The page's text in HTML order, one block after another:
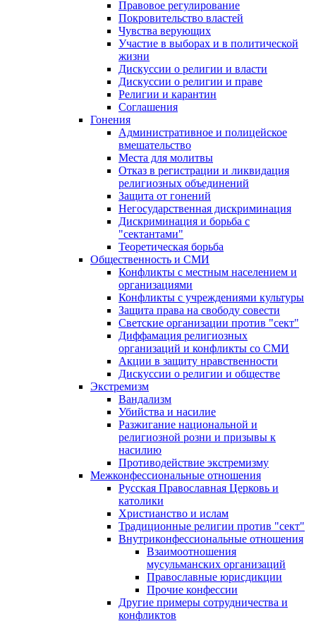
Правовое регулирование
Покровительство властей
Чувства верующих
Участие в выборах и в политической
жизни
Дискуссии о религии и власти
Дискуссии о религии и праве
Религии и карантин
Соглашения
Гонения
Административное и полицейское
вмешательство
Места для молитвы
Отказ в регистрации и ликвидация
религиозных объединений
Защита от гонений
Негосударственная дискриминация
Дискриминация и борьба с
"сектантами"
Теоретическая борьба
Общественность и СМИ
Конфликты с местным населением и
организациями
Конфликты с учреждениями культуры
Защита права на свободу совести
Светские организации против "сект"
Диффамация религиозных
организаций и конфликты со СМИ
Акции в защиту нравственности
Дискуссии о религии и обществе
Экстремизм
Вандализм
Убийства и насилие
Разжигание национальной и
религиозной розни и призывы к
насилию
Противодействие экстремизму
Межконфессиональные отношения
Русская Православная Церковь и
католики
Христианство и ислам
Традиционные религии против "сект"
Внутриконфессиональные отношения
Взаимоотношения
мусульманских организаций
Православные юрисдикции
Прочие конфессии
Другие примеры сотрудничества и
конфликтов